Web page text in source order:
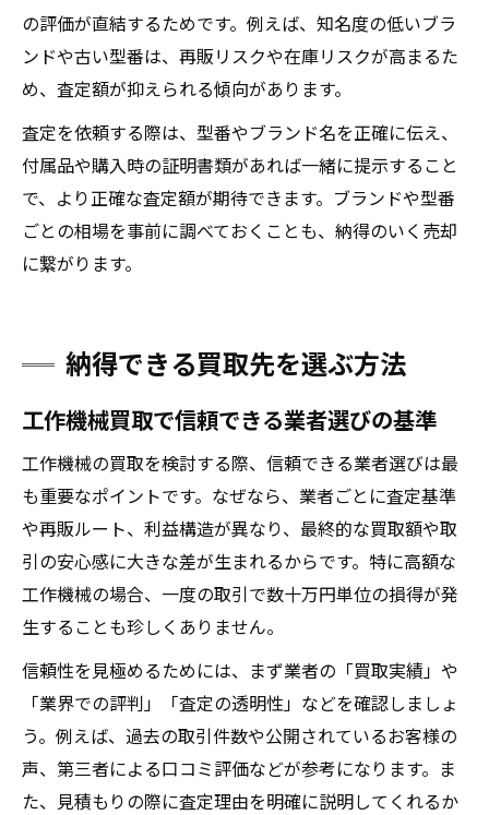
の評価が直結するためです。例えば、知名度の低いブラ
ンドや古い型番は、再販リスクや在庫リスクが高まるた
め、査定額が抑えられる傾向があります。
査定を依頼する際は、型番やブランド名を正確に伝え、
付属品や購入時の証明書類があれば一緒に提示すること
で、より正確な査定額が期待できます。ブランドや型番
ごとの相場を事前に調べておくことも、納得のいく売却
に繋がります。
納得できる買取先を選ぶ方法
工作機械買取で信頼できる業者選びの基準
工作機械の買取を検討する際、信頼できる業者選びは最
も重要なポイントです。なぜなら、業者ごとに査定基準
や再販ルート、利益構造が異なり、最終的な買取額や取
引の安心感に大きな差が生まれるからです。特に高額な
工作機械の場合、一度の取引で数十万円単位の損得が発
生することも珍しくありません。
信頼性を見極めるためには、まず業者の「買取実績」や
「業界での評判」「査定の透明性」などを確認しましょ
う。例えば、過去の取引件数や公開されているお客様の
声、第三者による口コミ評価などが参考になります。ま
た、見積もりの際に査定理由を明確に説明してくれるか